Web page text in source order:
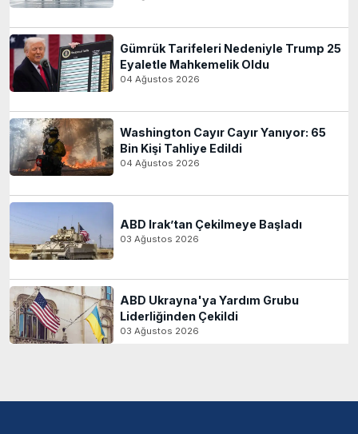
Gümrük Tarifeleri Nedeniyle Trump 25
Eyaletle Mahkemelik Oldu
04 Ağustos 2026
Washington Cayır Cayır Yanıyor: 65
Bin Kişi Tahliye Edildi
04 Ağustos 2026
ABD Irak’tan Çekilmeye Başladı
03 Ağustos 2026
ABD Ukrayna'ya Yardım Grubu
Liderliğinden Çekildi
03 Ağustos 2026